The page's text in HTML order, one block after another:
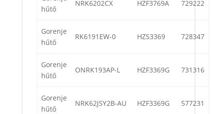
hűtő
NRK6202CX HZF3769A 729222
Gorenje
hűtő
RK6191EW-0 HZS3369 728347
Gorenje
hűtő
ONRK193AP-L HZF3369G 731316
Gorenje
hűtő
NRK62JSY2B-AU HZF3369G 577231